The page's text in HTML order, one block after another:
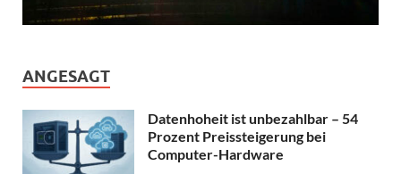
ANGESAGT
Datenhoheit ist unbezahlbar – 54
Prozent Preissteigerung bei
Computer-Hardware